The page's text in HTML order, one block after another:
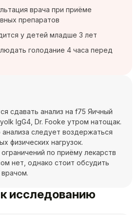
врача при приёме
препаратов
у детей младше 3 лет
голодание 4 часа перед
сдавать анализ на f75 Яичный
IgG4, Dr. Fooke утром натощак.
анализа следует воздержаться
физических нагрузок.
по приёму лекарств
нет, однако стоит обсудить
исследованию